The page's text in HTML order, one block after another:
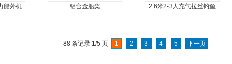
船外机
铝合金船桨
2.6米2-3人充气拉丝钓鱼
88 条记录 1/5 页 1 2 3 4 5 下一页